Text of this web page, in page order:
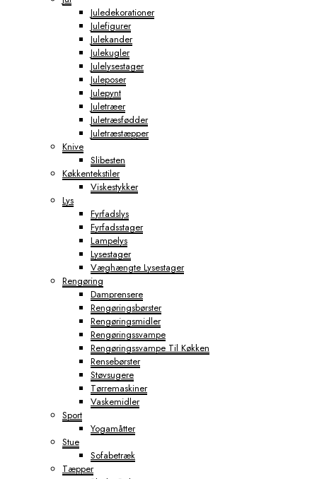
Juledekorationer
Julefigurer
Julekander
Julekugler
Julelysestager
Juleposer
Julepynt
Juletræer
Juletræsfødder
Juletræstæpper
Knive
Slibesten
Køkkentekstiler
Viskestykker
Lys
Fyrfadslys
Fyrfadsstager
Lampelys
Lysestager
Væghængte Lysestager
Rengøring
Damprensere
Rengøringsbørster
Rengøringsmidler
Rengøringssvampe
Rengøringssvampe Til Køkken
Rensebørster
Støvsugere
Tørremaskiner
Vaskemidler
Sport
Yogamåtter
Stue
Sofabetræk
Tæpper